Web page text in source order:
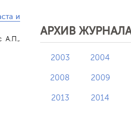
и
А.П.,
АРХИВ
2003 2004
2008 2009
2013 2014